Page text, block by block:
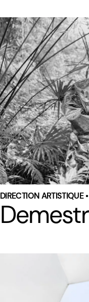
DIRECTION ARTISTIQUE